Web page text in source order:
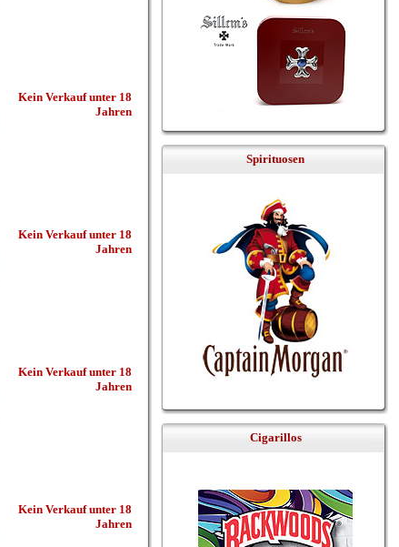
Kein Verkauf unter 18
Jahren
Kein Verkauf unter 18
Jahren
Kein Verkauf unter 18
Jahren
Kein Verkauf unter 18
Jahren
Spirituosen
Cigarillos